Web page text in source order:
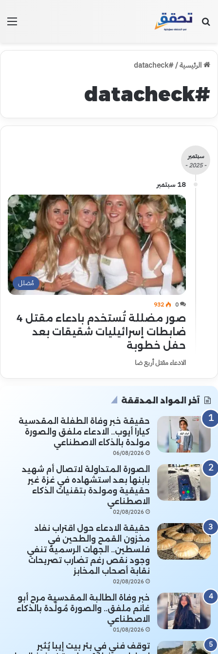
بحث عن
الرئيسية/
#datacheck
#datacheck
سبتمبر
- 2025 -
18 سبتمبر
مُضلل
0
932
صور مضللة تُستخدم بادعاء مقتل 4
ضابطات إسرائيليات شقيقات بعد
حفل خطوبة
الادعاء مقتل أربع ضا
آخر المواد المدققة
حقيقة خبر وفاة الطفلة المقدسية
كيارا أيوب.. الادعاء ملفق والصورة
مولدة بالذكاء الاصطناعي
06/08/2026
الصورة المتداولة لاتصال أم شهيد
بابنها بعد استشهاده في غزة غير
حقيقية ومولدة بتقنيات الذكاء
الاصطناعي
02/08/2026
حقيقة الادعاء حول اقتراب نفاد
مخزون القمح والطحين في
فلسطين.. الجهات الرسمية تنفي
وجود نقص رغم تضارب تصريحات
نقابة أصحاب المخابز
02/08/2026
خبر وفاة الطالبة المقدسية مرح أبو
غانم ملفق.. والصورة مُولَّدة بالذكاء
الاصطناعي
01/08/2026
توقف فني في بئر بيت إيبا يُثير